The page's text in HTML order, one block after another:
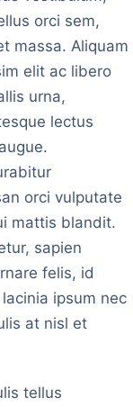
orci sem,
massa. Aliquam
elit ac libero
urna,
lectus
orci vulputate
mattis blandit.
sapien
felis, id
ipsum nec
at nisl et
tellus